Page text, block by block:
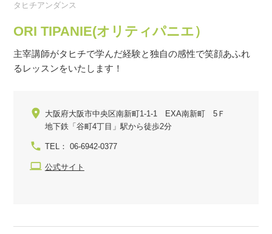
タヒチアンダンス
ORI TIPANIE(オリティパニエ）
主宰講師がタヒチで学んだ経験と独自の感性で笑顔あふれ
るレッスンをいたします！
大阪府大阪市中央区南新町1-1-1 EXA南新町 5Ｆ
地下鉄「谷町4丁目」駅から徒歩2分
TEL： 06-6942-0377
公式サイト